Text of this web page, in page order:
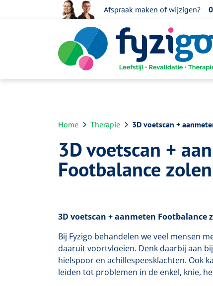
Afspraak maken of wijzigen?
Home Therapie 3D voetscan +
3D voetscan +
Footbalance zolen
3D voetscan + aanmeten Footbalance
Bij Fyzigo behandelen we veel mensen
daaruit voortvloeien. Denk daarbij aan
hielspoor en achillespeesklachten. Ook
leiden tot problemen in de enkel, knie,